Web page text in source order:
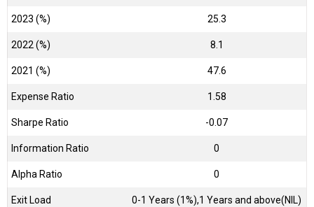
2023 (%) 25.3
2022 (%) 8.1
2021 (%) 47.6
Expense Ratio 1.58
Sharpe Ratio -0.07
Information Ratio 0
Alpha Ratio 0
Exit Load 0-1 Years (1%),1 Years and above(NIL)